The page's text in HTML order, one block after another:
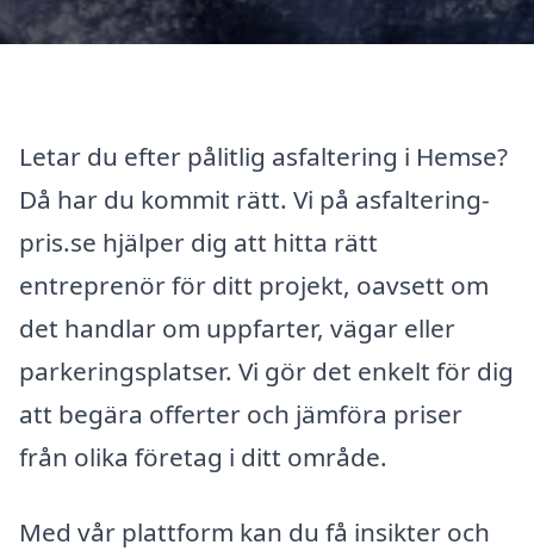
Letar du efter pålitlig asfaltering i Hemse?
Då har du kommit rätt. Vi på asfaltering-
pris.se hjälper dig att hitta rätt
entreprenör för ditt projekt, oavsett om
det handlar om uppfarter, vägar eller
parkeringsplatser. Vi gör det enkelt för dig
att begära offerter och jämföra priser
från olika företag i ditt område.
Med vår plattform kan du få insikter och